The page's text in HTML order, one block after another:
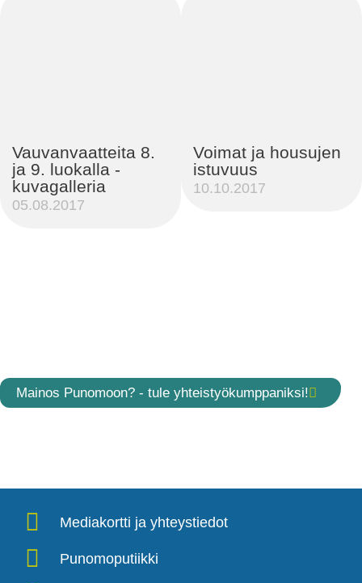
Vauvanvaatteita 8.
ja 9. luokalla -
kuvagalleria
05.08.2017
Voimat ja housujen
istuvuus
10.10.2017
Mainos Punomoon? - tule yhteistyökumppaniksi!
Mediakortti ja yhteystiedot
Punomoputiikki